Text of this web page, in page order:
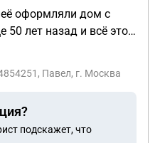
оформляли дом с
лет назад и всё это
смерти 3 года назад
После её смерти
нотариально.. Пошел
и мне
Павел, г. Москва
подскажет, что